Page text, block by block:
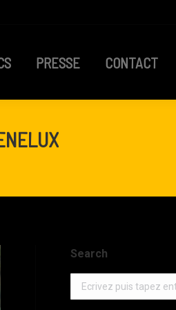
PRESSE CONTACT
Search
Search: